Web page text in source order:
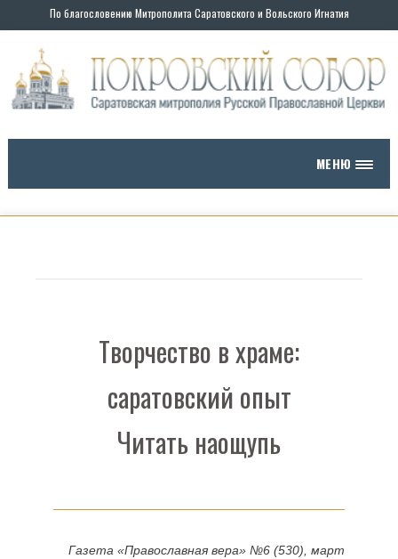
По благословению Митрополита Саратовского и Вольского Игнатия
МЕНЮ
Творчество в храме:
саратовский опыт
Читать наощупь
Газета «Православная вера» №6 (530), март